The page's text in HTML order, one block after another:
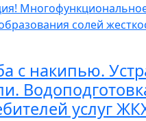
солей
с накипью.
услуг